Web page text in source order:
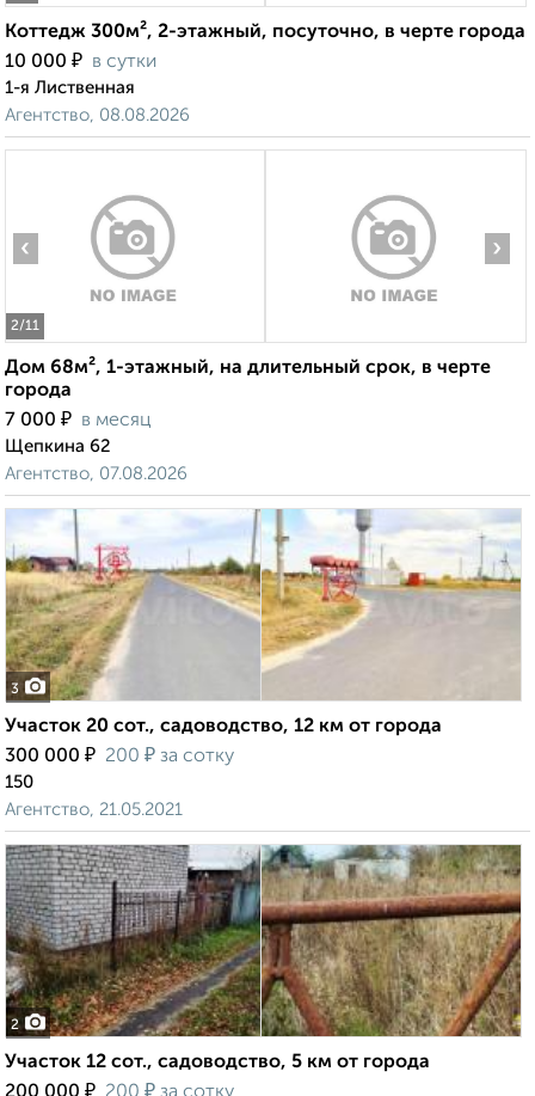
Коттедж 300м², 2-этажный, посуточно, в черте города
10 000 ₽ в сутки
1-я Лиственная
Агентство, 08.08.2026
2/11
‹ ›
Дом 68м², 1-этажный, на длительный срок, в черте
города
7 000 ₽ в месяц
Щепкина 62
Агентство, 07.08.2026
3
Участок 20 сот., садоводство, 12 км от города
300 000 ₽ 200 ₽ за сотку
150
Агентство, 21.05.2021
2
Участок 12 сот., садоводство, 5 км от города
₽ ₽